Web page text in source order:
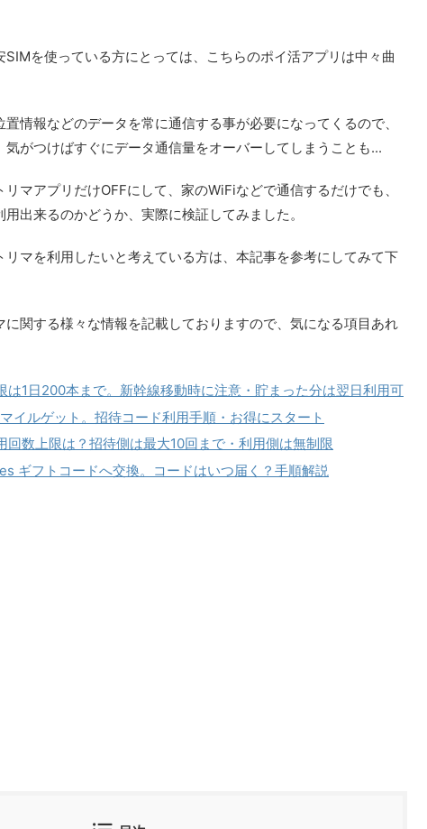
を使っている方にとっては、こちらのポイ活アプリは中々曲
情報などのデータを常に通信する事が必要になってくるので、
がつけばすぐにデータ通信量をオーバーしてしまうことも...
マアプリだけOFFにして、家のWiFiなどで通信するだけでも、
出来るのかどうか、実際に検証してみました。
リマを利用したいと考えている方は、本記事を参考にしてみて下
に関する様々な情報を記載しておりますので、気になる項目あれ
は1日200本まで。新幹線移動時に注意・貯まった分は翌日利用可
イルゲット。招待コード利用手順・お得にスタート
回数上限は？招待側は最大10回まで・利用側は無制限
ギフトコードへ交換。コードはいつ届く？手順解説